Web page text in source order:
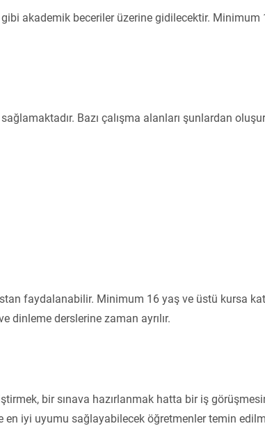
akademik beceriler üzerine gidilecektir.
Bazı çalışma alanları şunlardan
faydalanabilir. Minimum 16 yaş ve üstü kursa
dinleme derslerine zaman ayrılır.
bir sınava hazırlanmak hatta bir iş
iyi uyumu sağlayabilecek öğretmenler temin